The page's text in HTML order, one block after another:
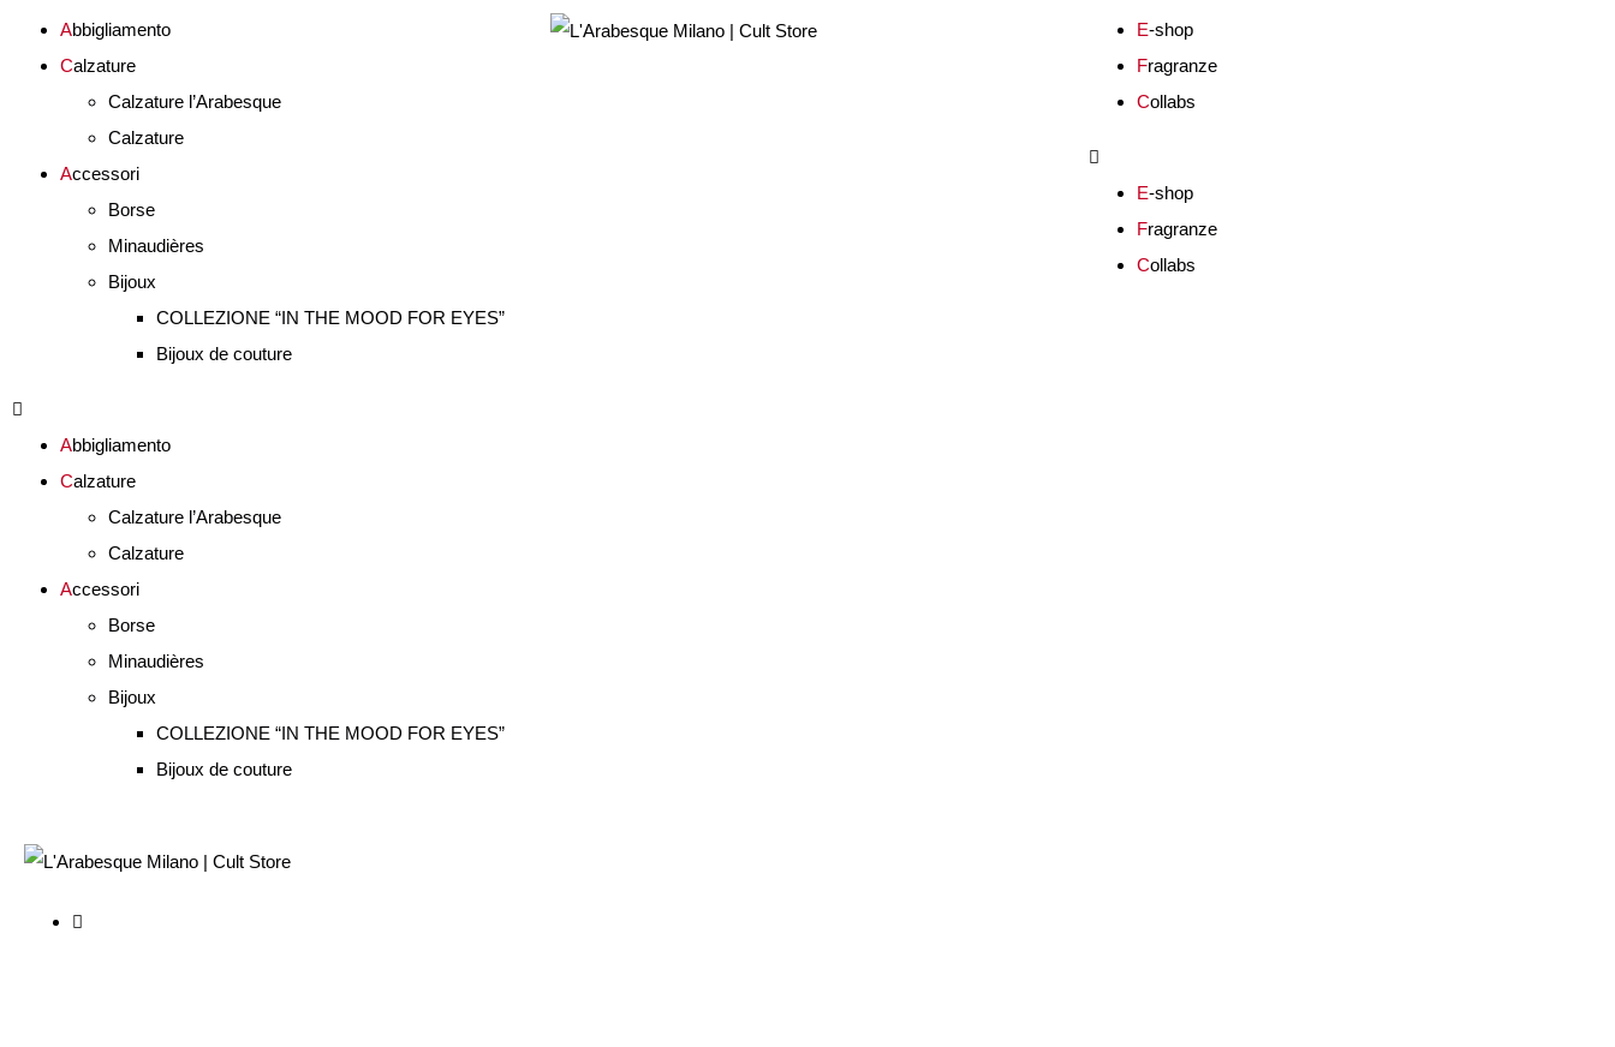
Abbigliamento
Calzature
Calzature l’Arabesque
Calzature
Accessori
Borse
Minaudières
Bijoux
COLLEZIONE “IN THE MOOD FOR EYES”
Bijoux de couture
Abbigliamento
Calzature
Calzature l’Arabesque
Calzature
Accessori
Borse
Minaudières
Bijoux
COLLEZIONE “IN THE MOOD FOR EYES”
Bijoux de couture
E-shop
Fragranze
Collabs
E-shop
Fragranze
Collabs